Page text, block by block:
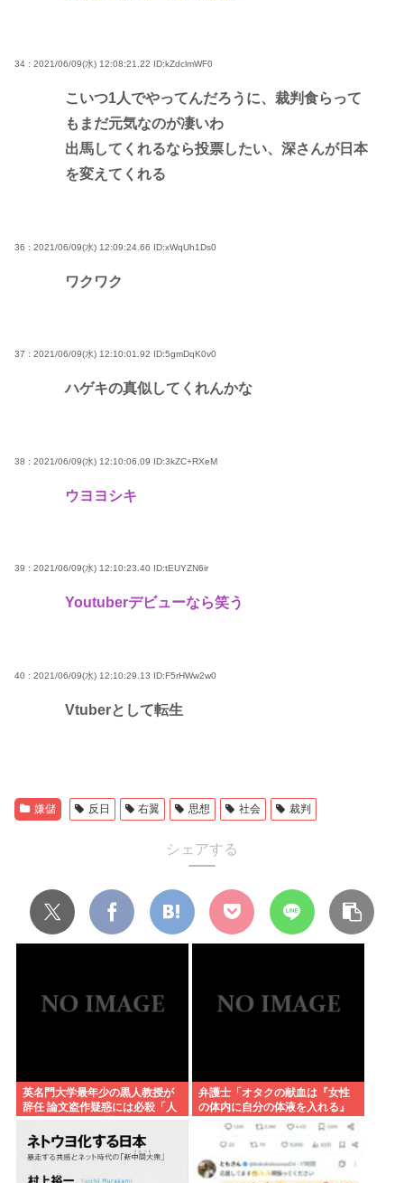
34 : 2021/06/09(水) 12:08:21.22 ID:kZdclmWF0
こいつ1人でやってんだろうに、裁判食らって
もまだ元気なのが凄いわ
出馬してくれるなら投票したい、深さんが日本
を変えてくれる
36 : 2021/06/09(水) 12:09:24.66 ID:xWqUh1Ds0
ワクワク
37 : 2021/06/09(水) 12:10:01.92 ID:5gmDqK0v0
ハゲキの真似してくれんかな
38 : 2021/06/09(水) 12:10:06.09 ID:3kZC+RXeM
ウヨヨシキ
39 : 2021/06/09(水) 12:10:23.40 ID:tEUYZN6ir
Youtuberデビューなら笑う
40 : 2021/06/09(水) 12:10:29.13 ID:F5rHWw2w0
Vtuberとして転生
嫌儲 反日 右翼 思想 社会 裁判
シェアする
英名門大学最年少の黒人教授が
辞任 論文盗作疑惑には必殺「人
弁護士「オタクの献血は『女性
の体内に自分の体液を入れる』
のが目的。場合によっては不同